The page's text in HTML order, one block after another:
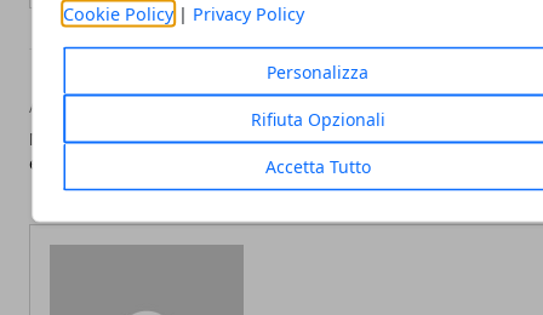
Cookie Policy | Privacy Policy
Personalizza
Rifiuta Opzionali
Accetta Tutto
Articolo Precedente
Migliori casse portatili
economiche: GUIDA all'acquisto
Migliori casse